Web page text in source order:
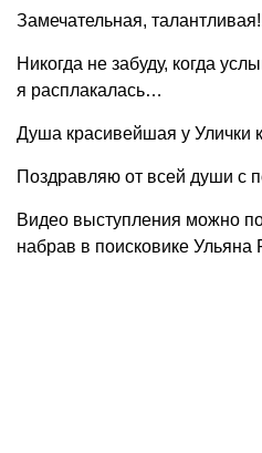
Замечательная,
Никогда не забуду, когда
я расплакалась…
Душа красивейшая у Улички
Поздравляю от всей души с
Видео выступления можно
набрав в поисковике Ульяна